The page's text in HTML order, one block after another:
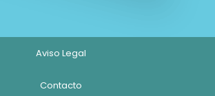
Aviso Legal
Contacto